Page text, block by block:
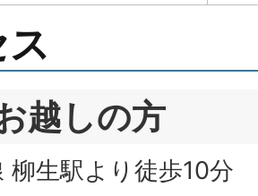
越しの方
柳生駅より徒歩10分